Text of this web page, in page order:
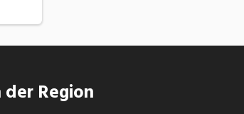
Region